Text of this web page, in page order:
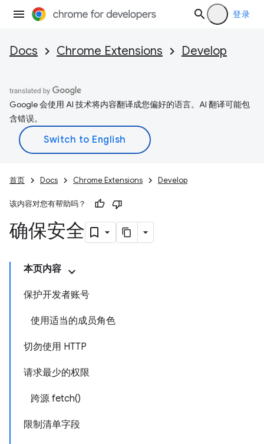
登录
Docs Chrome Extensions Develop
Google 会使用 AI 技术将内容翻译成您偏好的语言。AI 翻译可能包
含错误。
首页 Docs Chrome Extensions Develop
该内容对您有帮助吗？
确保安全
本页内容
保护开发者账号
使用适当的成员角色
切勿使用 HTTP
请求最少的权限
跨源 fetch()
限制清单字段